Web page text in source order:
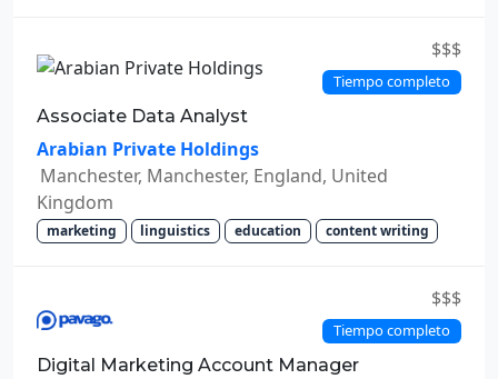
$$$
Tiempo completo
Associate Data Analyst
Arabian Private Holdings
Manchester, Manchester, England, United
Kingdom
marketing linguistics education content writing
$$$
Tiempo completo
Digital Marketing Account Manager